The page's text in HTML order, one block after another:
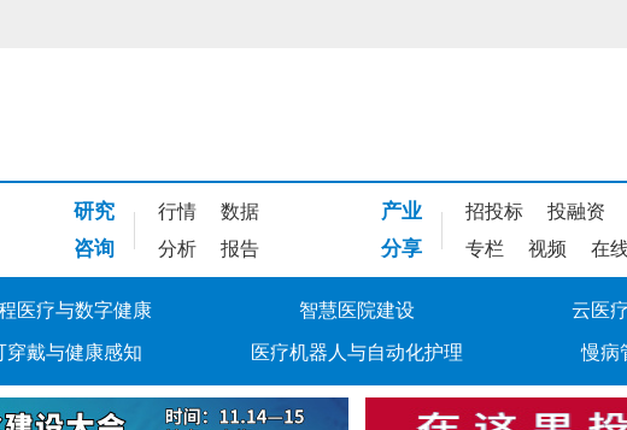
研究 行情 数据
咨询 分析 报告
产业 招投标 投融资
分享 专栏 视频 在
医疗与数字健康 智慧医院建设 云医
穿戴与健康感知 医疗机器人与自动化护理 慢病